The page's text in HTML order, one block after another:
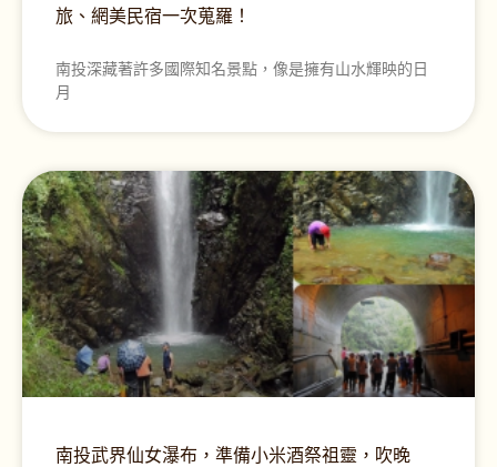
旅、網美民宿一次蒐羅！
南投深藏著許多國際知名景點，像是擁有山水輝映的日
月
南投武界仙女瀑布，準備小米酒祭祖靈，吹晚